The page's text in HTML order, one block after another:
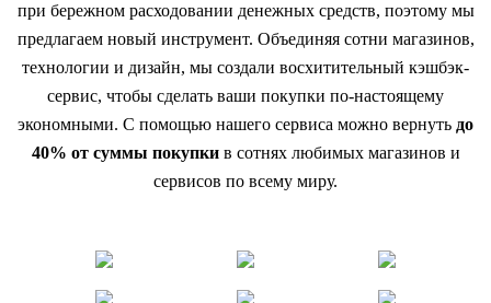
при бережном расходовании денежных средств, поэтому мы
предлагаем новый инструмент. Объединяя сотни магазинов,
технологии и дизайн, мы создали восхитительный кэшбэк-
сервис, чтобы сделать ваши покупки по-настоящему
экономными. С помощью нашего сервиса можно вернуть до
40% от суммы покупкив сотнях любимых магазинов и
сервисов по всему миру.